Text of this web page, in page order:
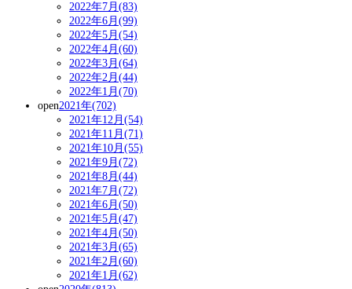
2022年7月(83)
2022年6月(99)
2022年5月(54)
2022年4月(60)
2022年3月(64)
2022年2月(44)
2022年1月(70)
open2021年(702)
2021年12月(54)
2021年11月(71)
2021年10月(55)
2021年9月(72)
2021年8月(44)
2021年7月(72)
2021年6月(50)
2021年5月(47)
2021年4月(50)
2021年3月(65)
2021年2月(60)
2021年1月(62)